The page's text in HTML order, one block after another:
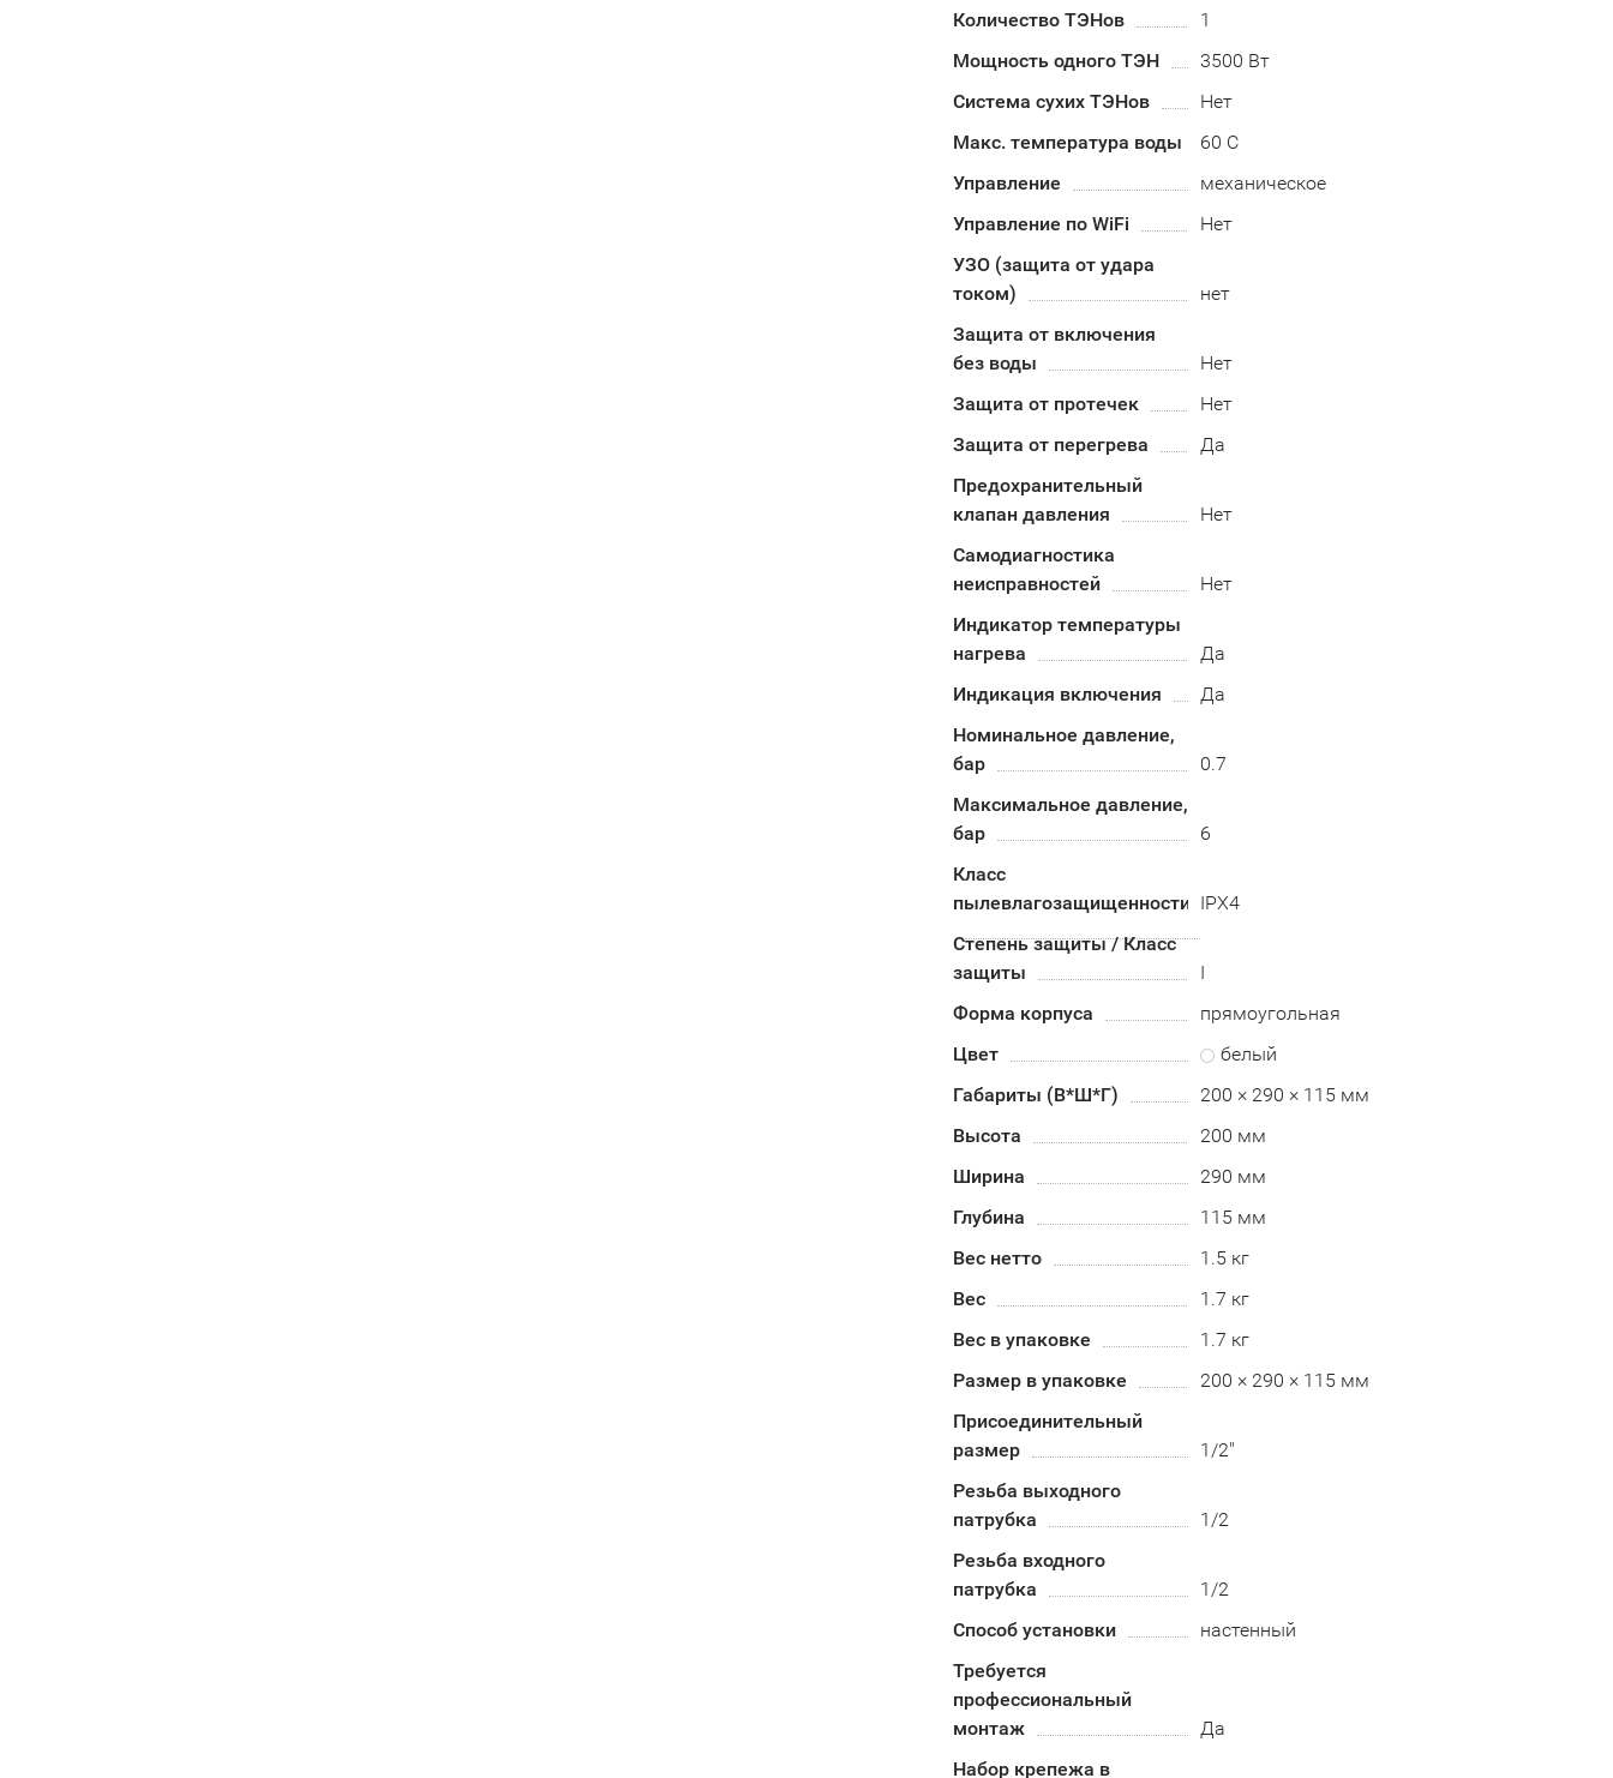
Количество ТЭНов
1
Мощность одного ТЭН
3500 Вт
Система сухих ТЭНов
Нет
Макс. температура воды
60 С
Управление
механическое
Управление по WiFi
Нет
УЗО (защита от удара
током)
нет
Защита от включения
без воды
Нет
Защита от протечек
Нет
Защита от перегрева
Да
Предохранительный
клапан давления
Нет
Самодиагностика
неисправностей
Нет
Индикатор температуры
нагрева
Да
Индикация включения
Да
Номинальное давление,
бар
0.7
Максимальное давление,
бар
6
Класс
пылевлагозащищенности IPX4
Степень защиты / Класс
защиты
I
Форма корпуса
прямоугольная
Цвет
белый
Габариты (В*Ш*Г)
200 × 290 × 115 мм
Высота
200 мм
Ширина
290 мм
Глубина
115 мм
Вес нетто
1.5 кг
Вес
1.7 кг
Вес в упаковке
1.7 кг
Размер в упаковке
200 × 290 × 115 мм
Присоединительный
размер
1/2"
Резьба выходного
патрубка
1/2
Резьба входного
патрубка
1/2
Способ установки
настенный
Требуется
профессиональный
монтаж
Да
Набор крепежа в